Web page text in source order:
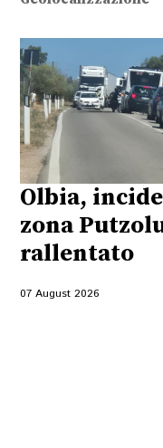
Olbia,
zona
rallentato
07 August 2026